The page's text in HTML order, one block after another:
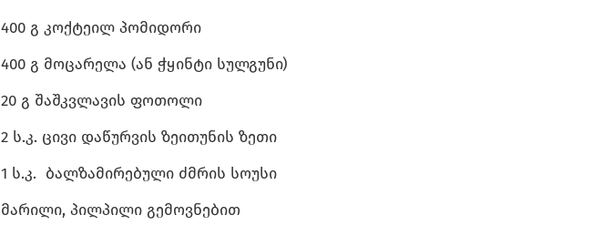
400 გ კოქტეილ პომიდორი
400 გ მოცარელა (ან ჭყინტი სულგუნი)
20 გ შაშკვლავის ფოთოლი
2 ს.კ. ცივი დაწურვის ზეითუნის ზეთი
1 ს.კ. ბალზამირებული ძმრის სოუსი
მარილი, პილპილი გემოვნებით